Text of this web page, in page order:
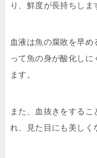
り、鮮度が長持ちしま
血液は魚の腐敗を早め
って魚の身が酸化し
ます。
また、血抜きをする
れ、見た目にも美しく